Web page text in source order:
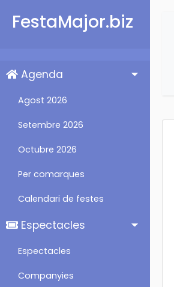
FestaMajor.biz
Agenda
Agost 2026
Setembre 2026
Octubre 2026
Per comarques
Calendari de festes
Espectacles
Espectacles
Companyies